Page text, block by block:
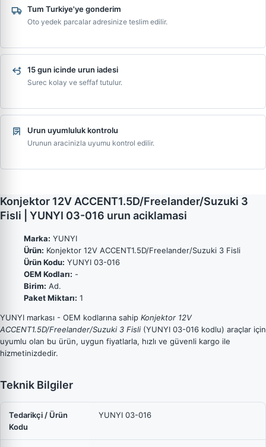
Tum Turkiye'ye gonderim
Oto yedek parcalar adresinize teslim edilir.
15 gun icinde urun iadesi
Surec kolay ve seffaf tutulur.
Urun uyumluluk kontrolu
Urunun aracinizla uyumu kontrol edilir.
Konjektor 12V ACCENT1.5D/Freelander/Suzuki 3
Fisli | YUNYI 03-016 urun aciklamasi
Marka: YUNYI
Ürün: Konjektor 12V ACCENT1.5D/Freelander/Suzuki 3 Fisli
Ürün Kodu: YUNYI 03-016
OEM Kodları: -
Birim: Ad.
Paket Miktarı: 1
YUNYI markası - OEM kodlarına sahip Konjektor 12V
ACCENT1.5D/Freelander/Suzuki 3 Fisli (YUNYI 03-016 kodlu) araçlar için
uyumlu olan bu ürün, uygun fiyatlarla, hızlı ve güvenli kargo ile
hizmetinizdedir.
Teknik Bilgiler
Tedarikçi / Ürün
Kodu
YUNYI 03-016